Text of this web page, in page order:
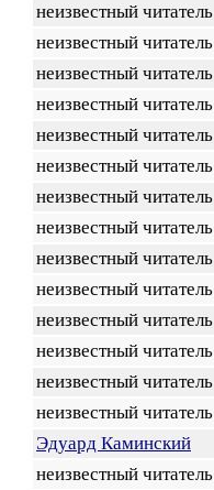
неизвестный читатель
неизвестный читатель
неизвестный читатель
неизвестный читатель
неизвестный читатель
неизвестный читатель
неизвестный читатель
неизвестный читатель
неизвестный читатель
неизвестный читатель
неизвестный читатель
неизвестный читатель
неизвестный читатель
неизвестный читатель
Эдуард Каминский
неизвестный читатель